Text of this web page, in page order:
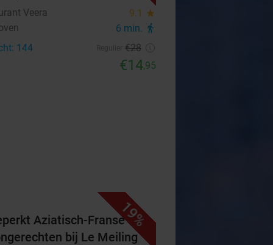
Veera 9.1 star
6 min. directions_walk
144 €28
€14,95
19%
Aziatisch-Franse
bij Le Meiling